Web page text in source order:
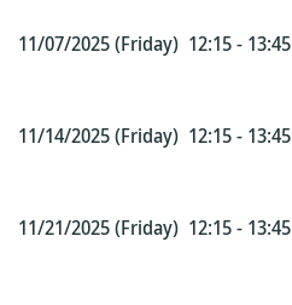
11/07/2025 (Friday) 12:15 - 13:45
11/14/2025 (Friday) 12:15 - 13:45
11/21/2025 (Friday) 12:15 - 13:45